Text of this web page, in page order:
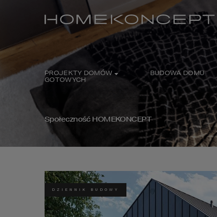
PROJEKTY DOMÓW
GOTOWYCH
BUDOWA DOMU
Społeczność HOMEKONCEPT
DZIENNIK BUDOWY